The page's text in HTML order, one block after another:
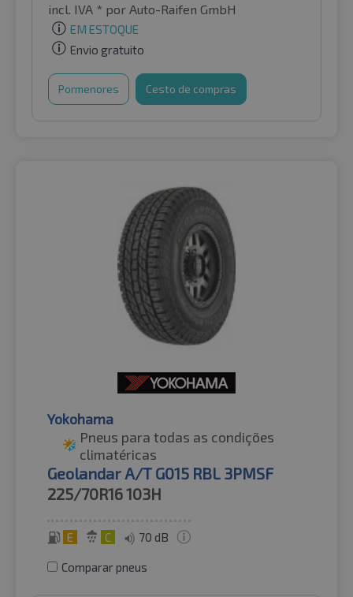
incl. IVA * por Auto-Raifen GmbH
EM ESTOQUE
Envio gratuito
Pormenores Cesto de compras
Yokohama
Pneus para todas as condições
climatéricas
Geolandar A/T G015 RBL 3PMSF
225/70R16103H
E C 70 dB
Comparar pneus